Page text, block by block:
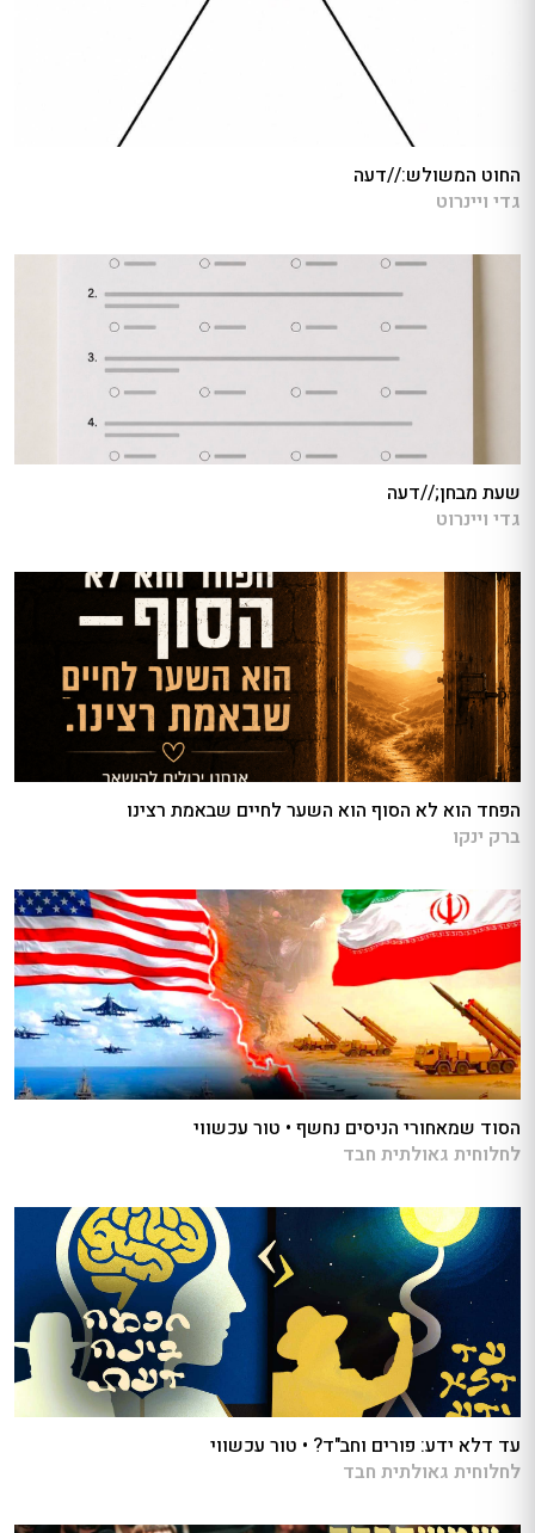
החוט המשולש://דעה
גדי ויינרוט
שעת מבחן;//דעה
גדי ויינרוט
הפחד הוא לא הסוף הוא השער לחיים שבאמת רצינו
ברק ינקו
הסוד שמאחורי הניסים נחשף • טור עכשווי
לחלוחית גאולתית חבד
עד דלא ידע: פורים וחב"ד? • טור עכשווי
לחלוחית גאולתית חבד